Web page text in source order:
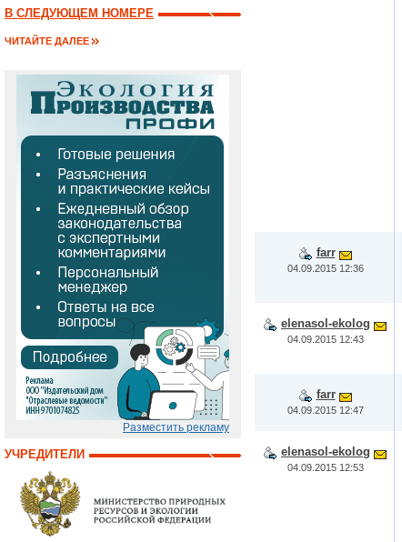
В СЛЕДУЮЩЕМ НОМЕРЕ
ЧИТАЙТЕ ДАЛЕЕ
Разместить рекламу
УЧРЕДИТЕЛИ
farr
04.09.2015 12:36
elenasol-ekolog
04.09.2015 12:43
farr
04.09.2015 12:47
elenasol-ekolog
04.09.2015 12:53